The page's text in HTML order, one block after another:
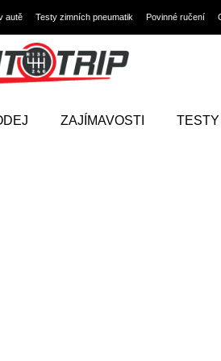
autě Testy zimních pneumatik Povinné ručení
ZAJÍMAVOSTI TESTY